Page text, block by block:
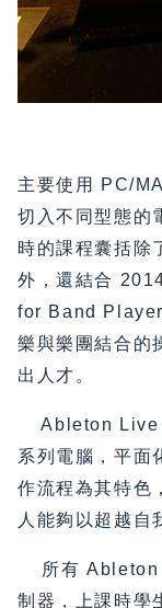
主要使用 PC/
切入不同型態的
時的課程囊括
外，還結合
for Band Player
樂與樂團結合的
出人才。
Ableton Live
系列電腦，平面
作流程為其特色
人能夠以超越自
所有 Ableton
制器，上課時學